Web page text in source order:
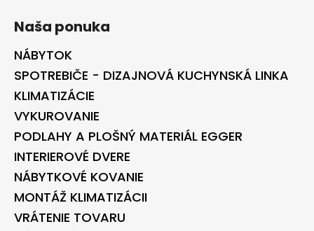
Naša ponuka
NÁBYTOK
SPOTREBIČE - DIZAJNOVÁ KUCHYNSKÁ LINKA
KLIMATIZÁCIE
VYKUROVANIE
PODLAHY A PLOŠNÝ MATERIÁL EGGER
INTERIEROVÉ DVERE
NÁBYTKOVÉ KOVANIE
MONTÁŽ KLIMATIZÁCII
VRÁTENIE TOVARU